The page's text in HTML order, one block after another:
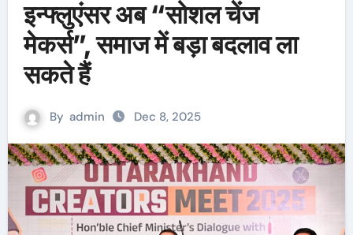
इन्फ्लुएंसर अब “सोशल चेंज
मेकर्स”, समाज में बड़ा बदलाव ला
सकते हैं
By admin Dec 8, 2025